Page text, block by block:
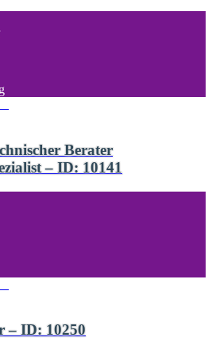
Berater
– ID: 10141
– ID: 10250